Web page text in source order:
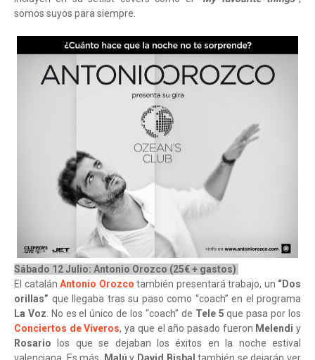
somos suyos para siempre.
Sábado 12 Julio: Antonio Orozco (25€ + gastos)
El catalán Antonio Orozco también presentará trabajo, un “Dos
orillas” que llegaba tras su paso como “coach” en el programa
La Voz. No es el único de los “coach” de Tele 5 que pasa por los
Conciertos de Viveros, ya que el año pasado fueron Melendiy
Rosario
los que se dejaban los éxitos en la noche estival